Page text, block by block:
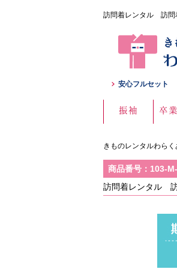
訪問着レンタル 訪
安心フルセット
振袖 卒
きものレンタルわらく
商品番号：103-
訪問着レンタル